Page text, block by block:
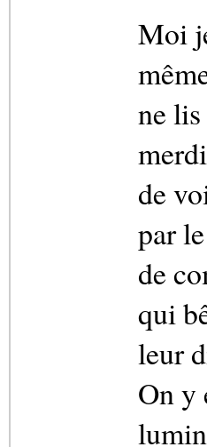
Moi
ne
de
par
de
qui
leur
On y